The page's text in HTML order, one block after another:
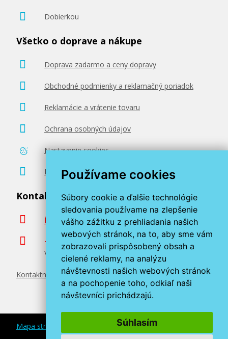
Používame cookies
Súbory cookie a ďalšie technológie
sledovania používame na zlepšenie
vášho zážitku z prehliadania našich
webových stránok, na to, aby sme vám
zobrazovali prispôsobený obsah a
cielené reklamy, na analýzu
návštevnosti našich webových stránok
a na pochopenie toho, odkiaľ naši
návštevníci prichádzajú.
Súhlasím
Dobierkou
Všetko o doprave a nákupe
Doprava zadarmo a ceny dopravy
Obchodné podmienky a reklamačný poriadok
Reklamácie a vrátenie tovaru
Ochrana osobných údajov
Nastavenie cookies
Poradenstvo zadarmo
Kontaktujte nás
info@miroluk.sk
+420 377 222 313
Volajte v pracovné dni od 8. do 17. hod.
Kontaktné údaje
Mapa stránok